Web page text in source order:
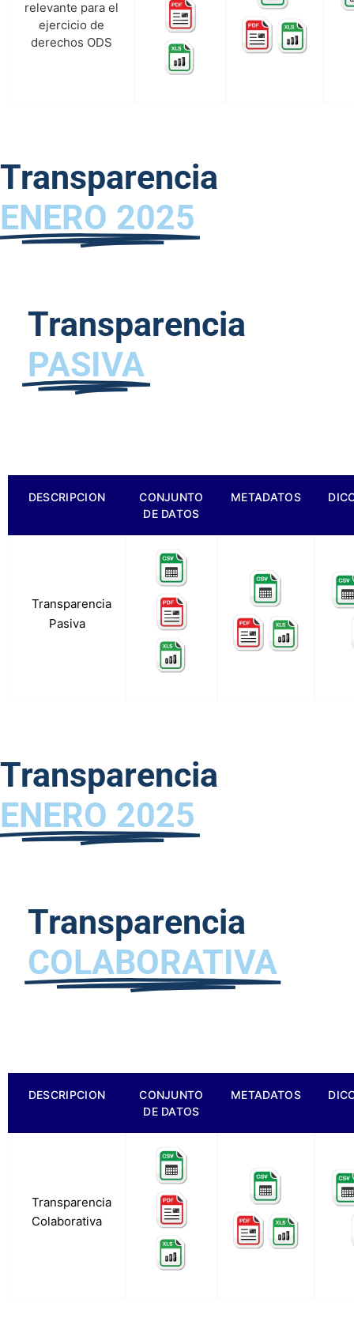
relevante para el
ejercicio de
derechos ODS
Transparencia
ENERO 2025
Transparencia
PASIVA
DESCRIPCION
CONJUNTO
DE DATOS
METADATOS
Transparencia
Pasiva
Transparencia
ENERO 2025
Transparencia
COLABORATIVA
DESCRIPCION
CONJUNTO
DE DATOS
METADATOS
Transparencia
Colaborativa